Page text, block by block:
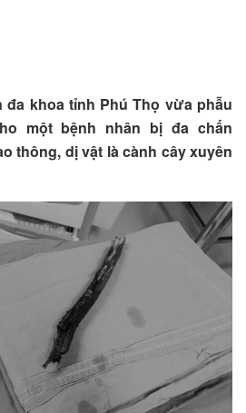
đa khoa tỉnh Phú Thọ vừa phẫu
một bệnh nhân bị đa chấn
thông, dị vật là cành cây xuyên